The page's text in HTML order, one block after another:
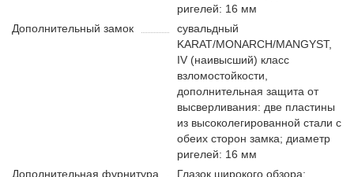
ригелей: 16 мм
Дополнительный замок
сувальдный
KARAT/MONARCH/MANGYST,
IV (наивысший) класс
взломостойкости,
дополнительная защита от
высверливания: две пластины
из высоколегированной стали с
обеих сторон замка; диаметр
ригелей: 16 мм
Дополнительная фурнитура
Глазок широкого обзора;